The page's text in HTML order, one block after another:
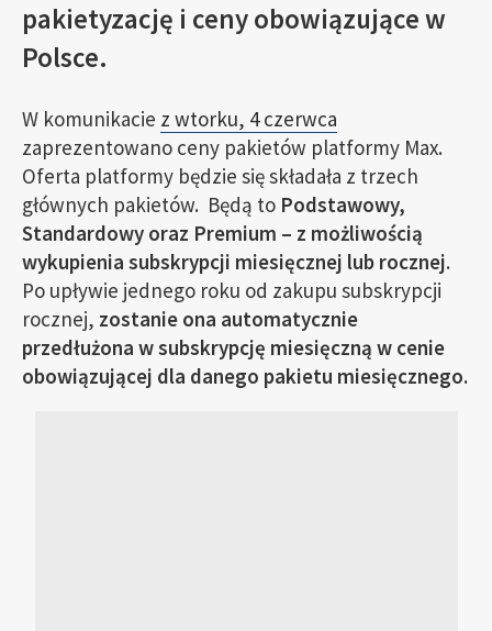
pakietyzację i ceny obowiązujące w
Polsce.
W komunikacie z wtorku, 4 czerwca
zaprezentowano ceny pakietów platformy Max.
Oferta platformy będzie się składała z trzech
głównych pakietów. Będą to Podstawowy,
Standardowy oraz Premium – z możliwością
wykupienia subskrypcji miesięcznej lub rocznej.
Po upływie jednego roku od zakupu subskrypcji
rocznej, zostanie ona automatycznie
przedłużona w subskrypcję miesięczną w cenie
obowiązującej dla danego pakietu miesięcznego.